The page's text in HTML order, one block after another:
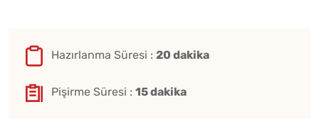
Hazırlanma Süresi : 20 dakika
Pişirme Süresi : 15 dakika